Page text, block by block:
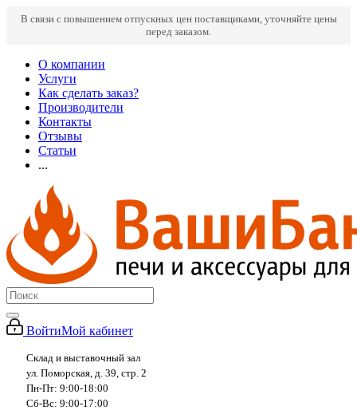
В связи с повышением отпускных цен поставщиками, уточняйте цены
перед заказом.
О компании
Услуги
Как сделать заказ?
Производители
Контакты
Отзывы
Статьи
...
ВойтиМой кабинет
Склад и выставочный зал
ул. Поморская, д. 39, стр. 2
Пн-Пт: 9:00-18:00
Сб-Вс: 9:00-17:00